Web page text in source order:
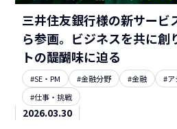
三井住友銀行様の新サービ
ら参画。ビジネスを共に創
トの醍醐味に迫る
#SE・PM #金融分野 #金融 #ア
#仕事・挑戦
2026.03.30